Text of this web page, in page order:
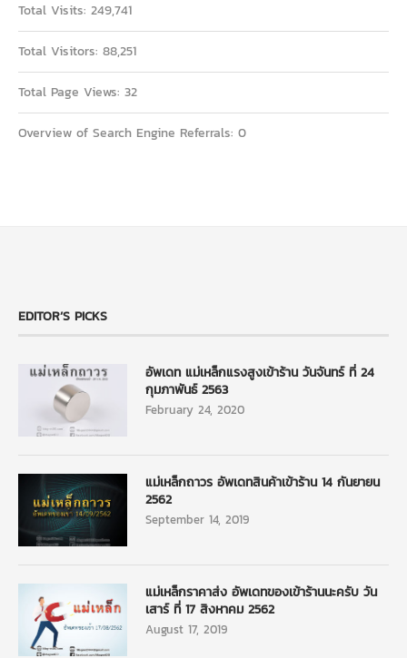
Total Visits: 249,741
Total Visitors: 88,251
Total Page Views: 32
Overview of Search Engine Referrals: 0
EDITOR’S PICKS
อัพเดท แม่เหล็กแรงสูงเข้าร้าน วันจันทร์ ที่ 24
กุมภาพันธ์ 2563
February 24, 2020
แม่เหล็กถาวร อัพเดทสินค้าเข้าร้าน 14 กันยายน
2562
September 14, 2019
แม่เหล็กราคาส่ง อัพเดทของเข้าร้านนะครับ วัน
เสาร์ ที่ 17 สิงหาคม 2562
August 17, 2019